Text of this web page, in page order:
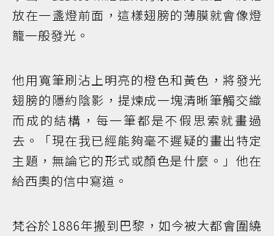
放在一盞燈前面，這樣翅膀的薄膜就會像燈
籠一般發光。
他用寬筆刷沾上明亮的橙色和黃色，將發光
翅膀的隱約陰影，提煉成一塊清晰筆觸交織
而成的結構，每一筆都是不假思索就畫過
去。「現在我已經能夠毫不遲疑的畫出特定
主題，無論它的形式或顏色是什麼。」他在
給西奧的信中寫道。
梵谷於1886年搬到巴黎，如今被大都會圍繞